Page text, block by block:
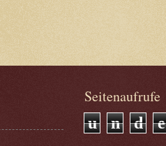
Seitenaufrufe
u n d e